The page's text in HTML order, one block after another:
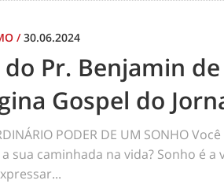
/30.06.2024
Pr. Benjamin
Gospel do
PODER DE UM SONHO
sua caminhada na vida? Sonho é